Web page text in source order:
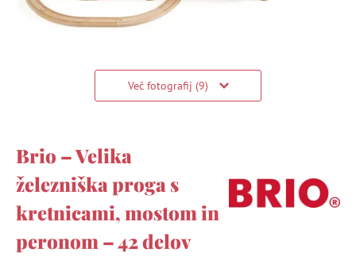
Več fotografij (9)
Brio – Velika
železniška proga s
kretnicami, mostom in
peronom – 42 delov